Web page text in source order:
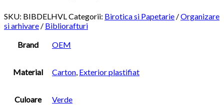
SKU: BIBDELHVLCategorii: Birotica si Papetarie /Organizare
si arhivare / Bibliorafturi
Brand
OEM
Material Carton, Exterior plastifiat
Culoare Verde